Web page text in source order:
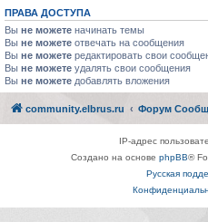
ПРАВА ДОСТУПА
Вы не можете начинать темы
Вы не можете отвечать на сообщения
Вы не можете редактировать свои
Вы не можете удалять свои сообщения
Вы не можете добавлять вложения
community.elbrus.ru Форум
IP-адрес
Создано на основе phpBB®
Русская